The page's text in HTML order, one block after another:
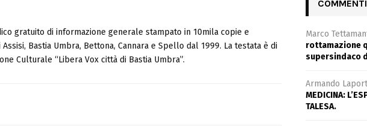
gratuito di informazione generale stampato in 10mila copie e
Bastia Umbra, Bettona, Cannara e Spello dal 1999. La testata è di
Culturale “Libera Vox città di Bastia Umbra”.
Marco
rottamazione
supersindaco
Armando
MEDICINA:
TALESA.